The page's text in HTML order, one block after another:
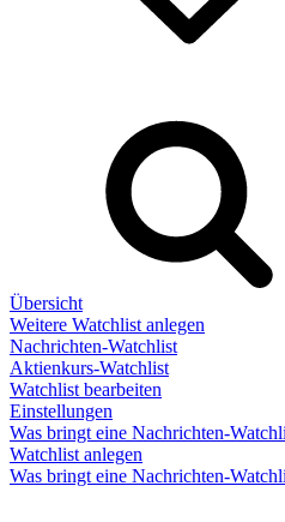
Übersicht
Weitere Watchlist anlegen
Nachrichten-Watchlist
Aktienkurs-Watchlist
Watchlist bearbeiten
Einstellungen
Was bringt eine Nachrichten-
Watchlist anlegen
Was bringt eine Nachrichten-